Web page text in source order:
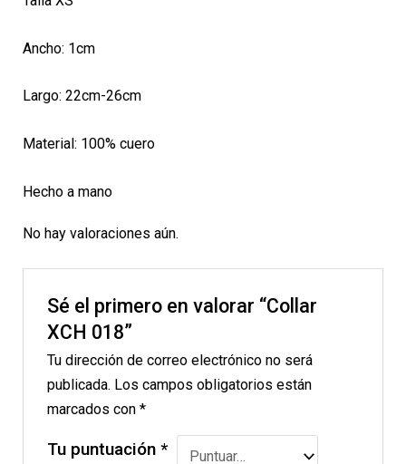
Ancho: 1cm
Largo: 22cm-26cm
Material: 100% cuero
Hecho a mano
No hay valoraciones aún.
Sé el primero en valorar “Collar
XCH 018”
Tu dirección de correo electrónico no será
publicada. Los campos obligatorios están
marcados con*
Tu puntuación*